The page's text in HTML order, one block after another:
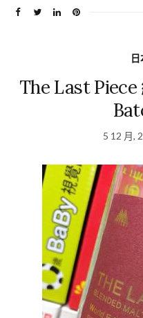
The Last
5 12 月,